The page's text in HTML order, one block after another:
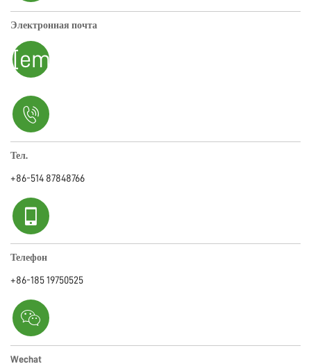
Электронная почта
[email protected]
Тел.
+86-514 87848766
Телефон
+86-185 19750525
Wechat